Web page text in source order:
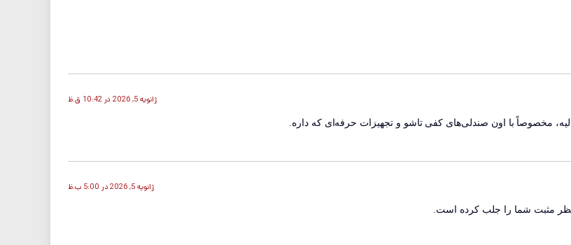
ژانویه 5, 2026 در 10:42 ق.ظ
مخصوصاً با اون صندلی‌های کفی تاشو و تجهیزات حرفه‌ای که داره.
ژانویه 5, 2026 در 5:00 ب.ظ
نظر مثبت شما را جلب کرده است.